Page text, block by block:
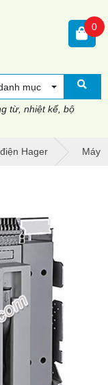
mục
từ, nhiệt kế, bộ
0
Hager Máy